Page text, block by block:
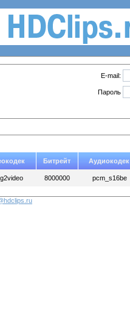
E-mail:
Пароль
Битрейт Аудиокодек
8000000 pcm_s16be